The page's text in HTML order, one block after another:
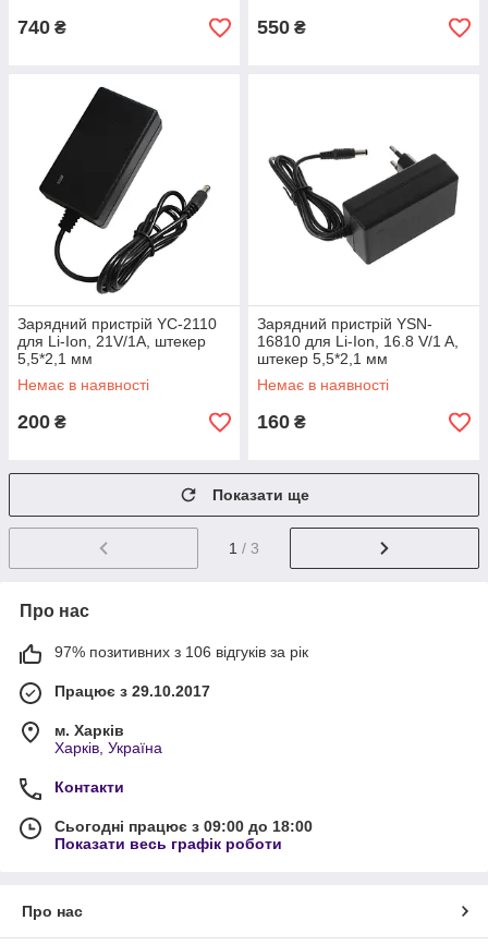
740 ₴ 550 ₴
Зарядний пристрій YC-2110
для Li-Ion, 21V/1A, штекер
5,5*2,1 мм
Немає в наявності
200 ₴
Зарядний пристрій YSN-
16810 для Li-Ion, 16.8 V/1 A,
штекер 5,5*2,1 мм
Немає в наявності
160 ₴
Показати ще
1 / 3
Про нас
97% позитивних з 106 відгуків за рік
Працює з 29.10.2017
м. Харків
Харків, Україна
Контакти
Сьогодні працює з 09:00 до 18:00
Показати весь графік роботи
Про нас